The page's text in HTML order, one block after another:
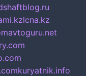
lcna.kz
avtoguru.net
kuryatnik.info